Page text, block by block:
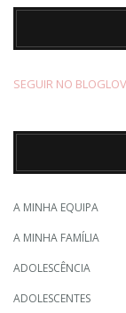
SEGUIR NO
A MINHA EQUIPA
A MINHA FAMÍLIA
ADOLESCÊNCIA
ADOLESCENTES